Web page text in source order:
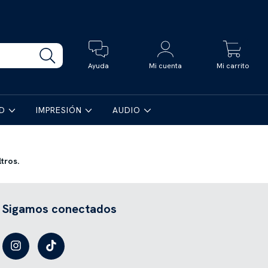
Ayuda Mi cuenta Mi carrito
IMPRESIÓN AUDIO
Sigamos conectados